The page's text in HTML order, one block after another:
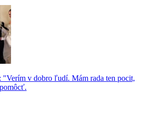
"Verím v dobro ľudí. Mám rada ten pocit,